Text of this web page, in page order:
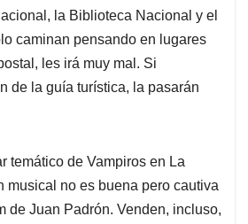
la Biblioteca Nacional y el
caminan pensando en lugares
les irá muy mal. Si
de la guía turística, la pasarán
temático de Vampiros en La
musical no es buena pero cautiva
de Juan Padrón. Venden, incluso,